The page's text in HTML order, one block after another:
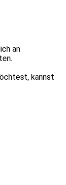
an
kannst